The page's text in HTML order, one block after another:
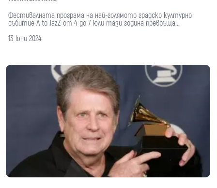
Фестивалната програма на най-голямото градско културно
събитие A to JazZ от 4 до 7 юли тази година превръща...
13 юни 2024